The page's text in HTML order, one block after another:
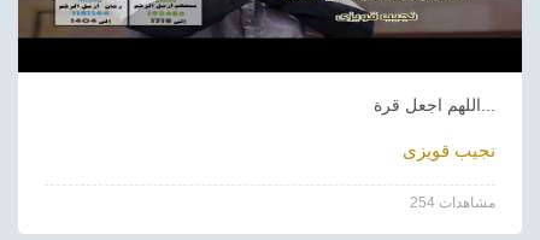
نجيب قويزى
254 مشاهدات